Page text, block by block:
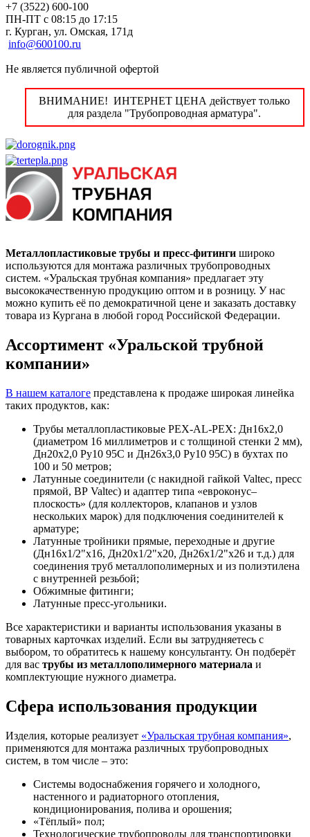
+7 (3522) 600-100
ПН-ПТ с 08:15 до 17:15
г. Курган, ул. Омская, 171д
info@600100.ru
Не является публичной офертой
ВНИМАНИЕ! ИНТЕРНЕТ ЦЕНА действует только
для раздела "Трубопроводная арматура".
Металлопластиковые трубы и пресс-фитинги широко
используются для монтажа различных трубопроводных
систем. «Уральская трубная компания» предлагает эту
высококачественную продукцию оптом и в розницу. У нас
можно купить её по демократичной цене и заказать доставку
товара из Кургана в любой город Российской Федерации.
Ассортимент «Уральской трубной
компании»
В нашем каталоге представлена к продаже широкая линейка
таких продуктов, как:
Трубы металлопластиковые PEX-AL-PEX: Дн16х2,0
(диаметром 16 миллиметров и с толщиной стенки 2 мм),
Дн20х2,0 Ру10 95C и Дн26х3,0 Ру10 95C) в бухтах по
100 и 50 метров;
Латунные соединители (с накидной гайкой Valtec, пресс
прямой, ВР Valtec) и адаптер типа «евроконус–
плоскость» (для коллекторов, клапанов и узлов
нескольких марок) для подключения соединителей к
арматуре;
Латунные тройники прямые, переходные и другие
(Дн16х1/2"х16, Дн20х1/2"х20, Дн26х1/2"х26 и т.д.) для
соединения труб металлополимерных и из полиэтилена
с внутренней резьбой;
Обжимные фитинги;
Латунные пресс-угольники.
Все характеристики и варианты использования указаны в
товарных карточках изделий. Если вы затрудняетесь с
выбором, то обратитесь к нашему консультанту. Он подберёт
для вас трубы из металлополимерного материала и
комплектующие нужного диаметра.
Сфера использования продукции
Изделия, которые реализует «Уральская трубная компания»,
применяются для монтажа различных трубопроводных
систем, в том числе – это:
Системы водоснабжения горячего и холодного,
настенного и радиаторного отопления,
кондиционирования, полива и орошения;
«Тёплый» пол;
Технологические трубопроводы для транспортировки